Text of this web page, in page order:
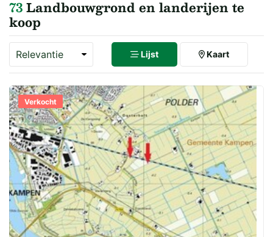
73Landbouwgrond en landerijen te
koop
Lijst Kaart
Verkocht